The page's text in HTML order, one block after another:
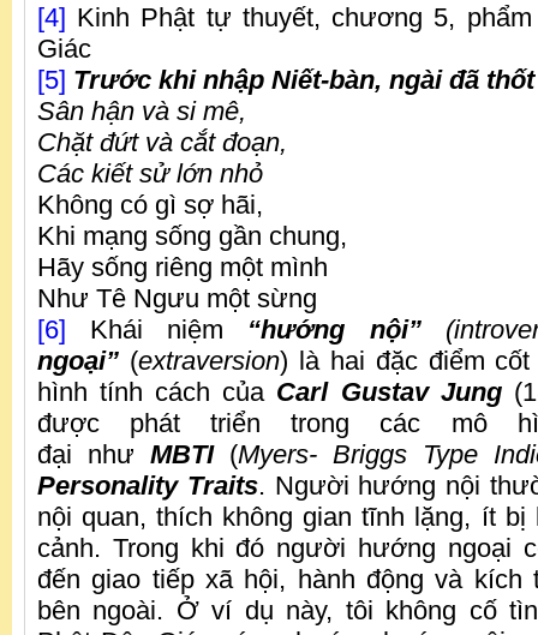
[4] Kinh Phật tự thuyết, chương 5,
Giác
[5] Trước khi nhập Niết-bàn, ngài đã
Sân hận và si mê,
Chặt đứt và cắt đoạn,
Các kiết sử lớn nhỏ
Không có gì sợ hãi,
Khi mạng sống gần chung,
Hãy sống riêng một mình
Như Tê Ngưu một sừng
[6] Khái niệm “hướng nội”
ngoại” (extraversion) là hai đặc điểm
hình tính cách của Carl Gustav Jung
được phát triển trong các mô
đại như MBTI(Myers- Briggs Type
Personality Traits. Người hướng nội
nội quan, thích không gian tĩnh lặng, ít
cảnh. Trong khi đó người hướng ngoại
đến giao tiếp xã hội, hành động và
bên ngoài. Ở ví dụ này, tôi không cố